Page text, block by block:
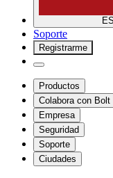
ES
Soporte
Registrarme
Productos
Colabora con Bolt
Empresa
Seguridad
Soporte
Ciudades